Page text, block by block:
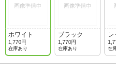
ホワイト
1,770円
在庫あり
ブラック
1,770円
在庫あり
レ
在